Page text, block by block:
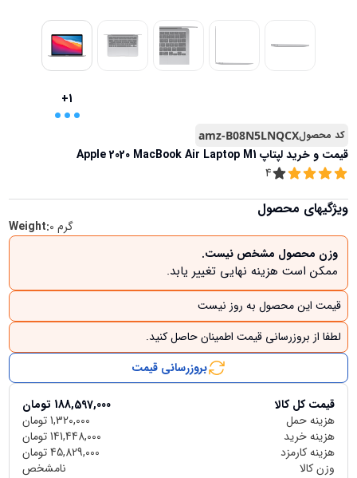
+1
...
کد محصولamz-B08N5LNQCX
قیمت و خریدلپتاپ Apple 2020 MacBook Air Laptop M1
4
ویژگیهای محصول
Weight:0 گرم
وزن محصول مشخص نیست.
ممکن است هزینه نهایی تغییر یابد.
قیمت این محصول به روز نیست
لطفا از بروزرسانی قیمت اطمینان حاصل کنید.
بروزرسانی قیمت
قیمت کل کالا 188,597,000 تومان
هزینه حمل
1,320,000تومان
هزینه خرید
141,448,000تومان
هزینه کارمزد
45,829,000تومان
وزن کالا
نامشخص